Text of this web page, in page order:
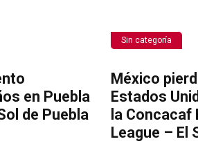
en Puebla
de Puebla
Sin categoría
México
Estados
la Concacaf
League – El